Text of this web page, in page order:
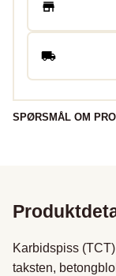
SPØRSMÅL OM
Karbidspiss
taksten,